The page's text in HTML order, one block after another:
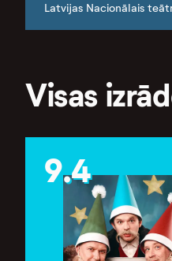
Latvijas Nacionālais
Visas
9.4